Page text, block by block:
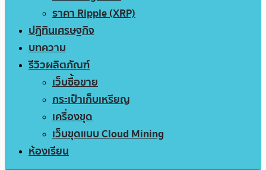
ราคา Ripple (XRP)
ปฏิทินเศรษฐกิจ
บทความ
รีวิวผลิตภัณฑ์
เว็บซื้อขาย
กระเป๋าเก็บเหรียญ
เครื่องขุด
เว็บขุดแบบ Cloud Mining
ห้องเรียน